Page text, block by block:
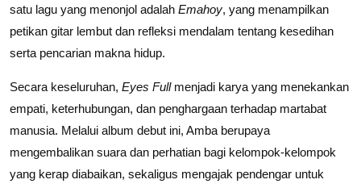
satu lagu yang menonjol adalah Emahoy, yang menampilkan
petikan gitar lembut dan refleksi mendalam tentang kesedihan
serta pencarian makna hidup.
Secara keseluruhan, Eyes Fullmenjadi karya yang menekankan
empati, keterhubungan, dan penghargaan terhadap martabat
manusia. Melalui album debut ini, Amba berupaya
mengembalikan suara dan perhatian bagi kelompok-kelompok
yang kerap diabaikan, sekaligus mengajak pendengar untuk